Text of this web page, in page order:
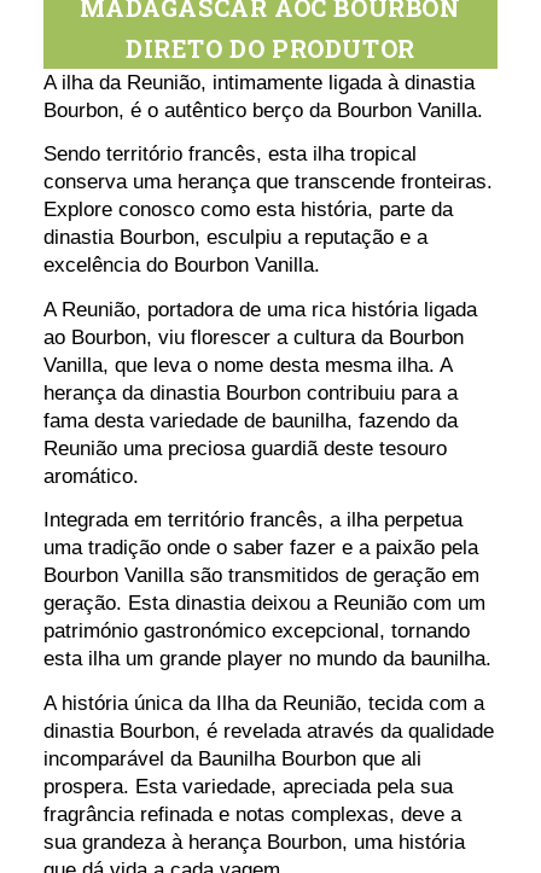
MADAGASCAR AOC BOURBON
DIRETO DO PRODUTOR
A ilha da Reunião, intimamente ligada à dinastia
Bourbon, é o autêntico berço da Bourbon Vanilla.
Sendo território francês, esta ilha tropical
conserva uma herança que transcende fronteiras.
Explore conosco como esta história, parte da
dinastia Bourbon, esculpiu a reputação e a
excelência do Bourbon Vanilla.
A Reunião, portadora de uma rica história ligada
ao Bourbon, viu florescer a cultura da Bourbon
Vanilla, que leva o nome desta mesma ilha. A
herança da dinastia Bourbon contribuiu para a
fama desta variedade de baunilha, fazendo da
Reunião uma preciosa guardiã deste tesouro
aromático.
Integrada em território francês, a ilha perpetua
uma tradição onde o saber fazer e a paixão pela
Bourbon Vanilla são transmitidos de geração em
geração. Esta dinastia deixou a Reunião com um
património gastronómico excepcional, tornando
esta ilha um grande player no mundo da baunilha.
A história única da Ilha da Reunião, tecida com a
dinastia Bourbon, é revelada através da qualidade
incomparável da Baunilha Bourbon que ali
prospera. Esta variedade, apreciada pela sua
fragrância refinada e notas complexas, deve a
sua grandeza à herança Bourbon, uma história